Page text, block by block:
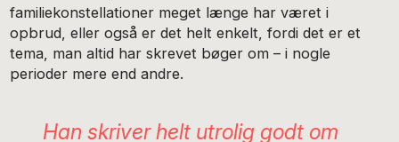
familiekonstellationer meget længe har været i
opbrud, eller også er det helt enkelt, fordi det er et
tema, man altid har skrevet bøger om – i nogle
perioder mere end andre.
Han skriver helt utrolig godt om